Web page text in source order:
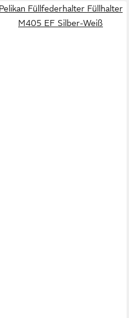
Pelikan Füllfederhalter Füllhalter
M405 EF Silber-Weiß